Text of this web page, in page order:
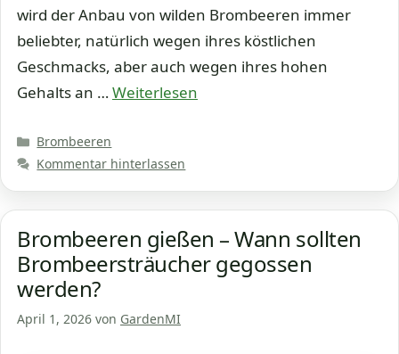
wird der Anbau von wilden Brombeeren immer
beliebter, natürlich wegen ihres köstlichen
Geschmacks, aber auch wegen ihres hohen
Gehalts an …Weiterlesen
Kategorien
Brombeeren
Kommentar hinterlassen
Brombeeren gießen – Wann sollten
Brombeersträucher gegossen
werden?
April 1, 2026 von GardenMI